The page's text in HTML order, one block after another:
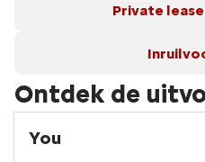
Private
Ontdek de
You